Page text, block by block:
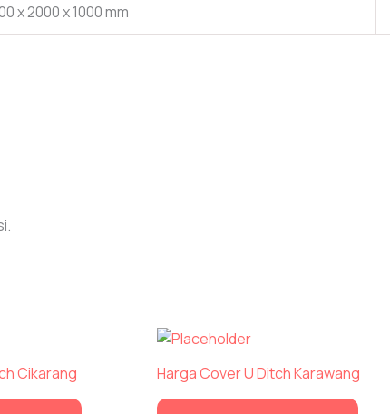
x 2000 x 1000 mm
Cikarang Harga Cover U Ditch Karawang